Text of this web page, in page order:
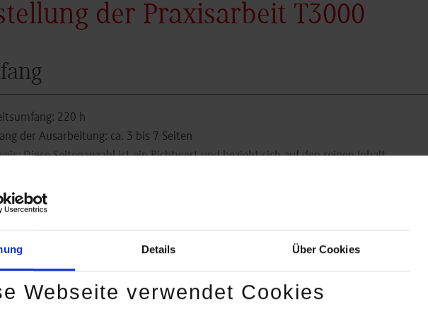
Details Über Cookies
Webseite verwendet Cookies
der Praxisarbeit T3000
220 h
der Ausarbeitung: ca. 3 bis 7 Seiten
Diese Seitenanzahl ist ein Richtwert und bezieht sich auf den reinen Inhalt.
der Ausarbeitung
wird in der Form "Hausarbeit" abgegeben.
wird als wissenschaftlicher Artikel (Paper) auf Basis dieser Vorlagen in Word
Praxisarbeit T3000 (DOC)